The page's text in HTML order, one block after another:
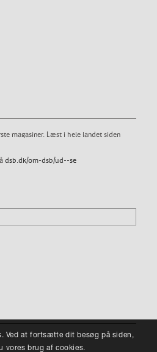
magasiner. Læst i hele landet siden
dsb.dk/om-dsb/ud--se
Ved at fortsætte dit besøg på siden,
vores brug af cookies.